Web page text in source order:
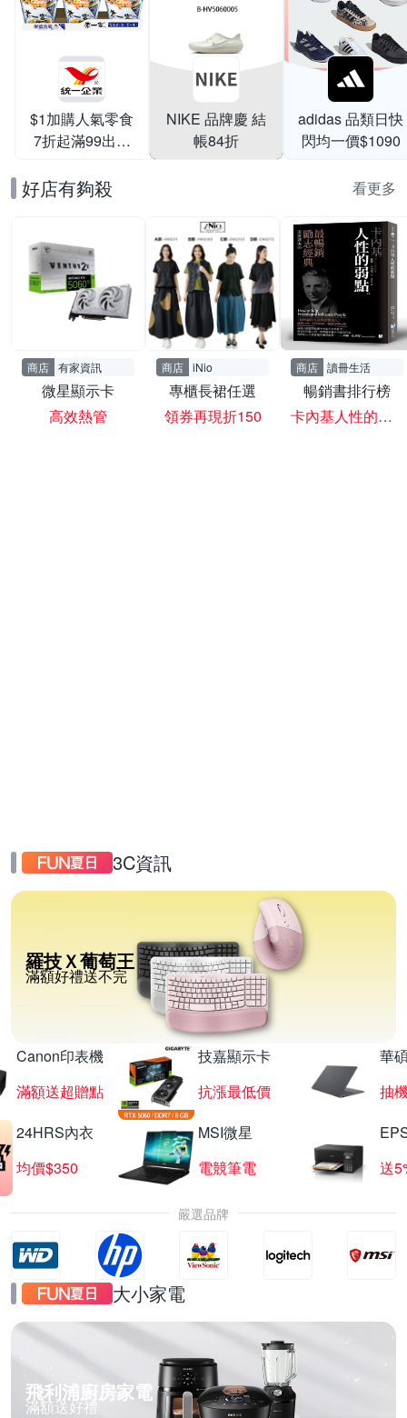
$1加購人氣零食
7折起滿99出貨
NIKE 品牌慶 結
帳84折
adidas 品類日快
閃均一價$1090
好店有夠殺 看更多
商店 有家資訊
微星顯示卡
高效熱管
商店 iNio
專櫃長裙任選
領券再現折150
商店 讀冊生活
暢銷書排行榜
卡內基人性的弱點
3C資訊
羅技Ｘ葡萄王
滿額好禮送不完
Canon印表機
滿額送超贈點
技嘉顯示卡
抗漲最低價
華
抽
24HRS內衣
均價$350
MSI微星
電競筆電
送
嚴選品牌
大小家電
飛利浦廚房家電
滿額送好禮